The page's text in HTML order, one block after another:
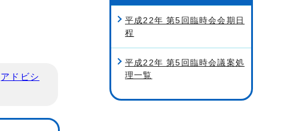
アドビシ
平成22年 第5回臨時会会期日
程
平成22年 第5回臨時会議案処
理一覧